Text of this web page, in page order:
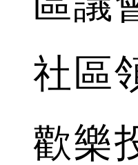
社區
歡樂